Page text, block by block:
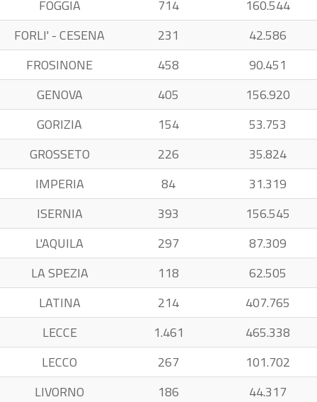
FOGGIA 714
160.544
FORLI' - CESENA
231
42.586
FROSINONE
458
90.451
GENOVA
405
156.920
GORIZIA
154
53.753
GROSSETO
226
35.824
IMPERIA
84
31.319
ISERNIA
393
156.545
L'AQUILA
297
87.309
LA SPEZIA
118
62.505
LATINA
214
407.765
LECCE
1.461
465.338
LECCO
267
101.702
LIVORNO
186
44.317